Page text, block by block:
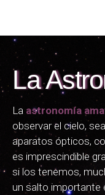
La
La astronomía
observar el cielo,
aparatos ópticos,
es imprescindible
si los tenemos,
un salto importante